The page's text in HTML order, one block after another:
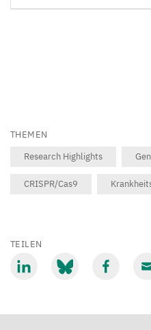
THEMEN
Research Highlights
CRISPR/Cas9
TEILEN